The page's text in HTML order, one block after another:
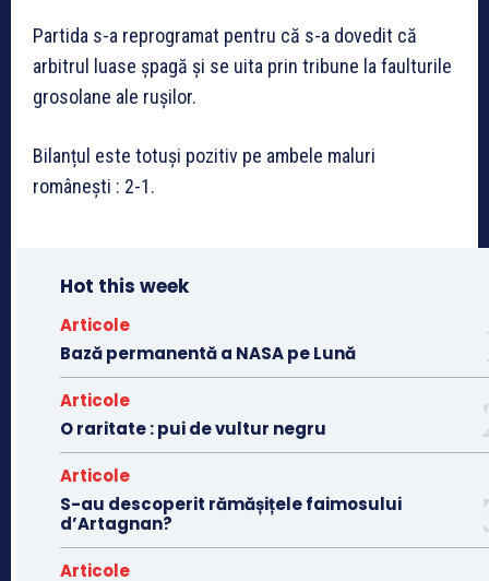
Partida s-a reprogramat pentru că s-a dovedit că
arbitrul luase șpagă și se uita prin tribune la faulturile
grosolane ale rușilor.
Bilanțul este totuși pozitiv pe ambele maluri
românești : 2-1.
Hot this week
Articole
Bază permanentă a NASA pe Lună
Articole
O raritate : pui de vultur negru
Articole
S-au descoperit rămășițele faimosului
d’Artagnan?
Articole